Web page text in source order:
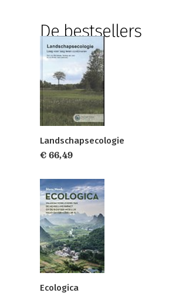
De bestsellers
Landschapsecologie
€ 66,49
Ecologica